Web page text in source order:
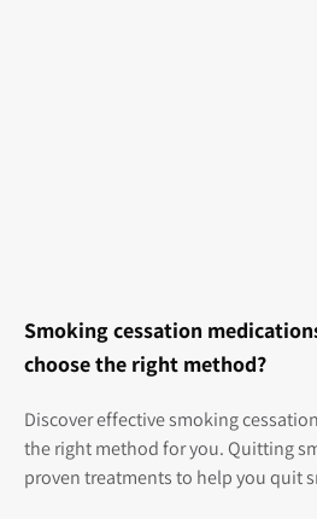
Smoking cessation
choose the right method?
Discover effective smoking
the right method for you. Quitting
proven treatments to help you quit